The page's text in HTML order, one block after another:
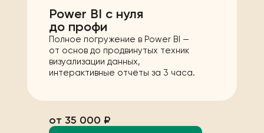
Power BI с нуля
до профи
Полное погружение в Power BI —
от основ до продвинутых техник
визуализации данных,
интерактивные отчёты за 3 часа.
от 35 000 ₽